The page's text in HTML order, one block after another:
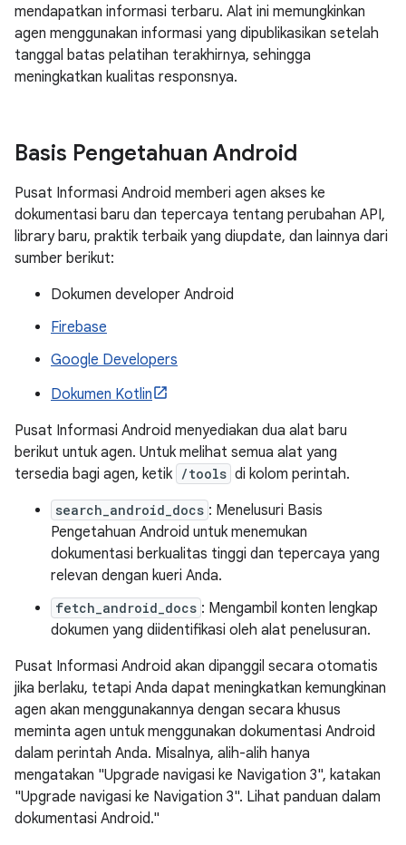
mendapatkan informasi terbaru. Alat ini memungkinkan
agen menggunakan informasi yang dipublikasikan setelah
tanggal batas pelatihan terakhirnya, sehingga
meningkatkan kualitas responsnya.
Basis Pengetahuan Android
Pusat Informasi Android memberi agen akses ke
dokumentasi baru dan tepercaya tentang perubahan API,
library baru, praktik terbaik yang diupdate, dan lainnya dari
sumber berikut:
Dokumen developer Android
Firebase
Google Developers
Dokumen Kotlin
Pusat Informasi Android menyediakan dua alat baru
berikut untuk agen. Untuk melihat semua alat yang
tersedia bagi agen, ketik /tools di kolom perintah.
search_android_docs : Menelusuri Basis
Pengetahuan Android untuk menemukan
dokumentasi berkualitas tinggi dan tepercaya yang
relevan dengan kueri Anda.
fetch_android_docs : Mengambil konten lengkap
dokumen yang diidentifikasi oleh alat penelusuran.
Pusat Informasi Android akan dipanggil secara otomatis
jika berlaku, tetapi Anda dapat meningkatkan kemungkinan
agen akan menggunakannya dengan secara khusus
meminta agen untuk menggunakan dokumentasi Android
dalam perintah Anda. Misalnya, alih-alih hanya
mengatakan "Upgrade navigasi ke Navigation 3", katakan
"Upgrade navigasi ke Navigation 3". Lihat panduan dalam
dokumentasi Android."